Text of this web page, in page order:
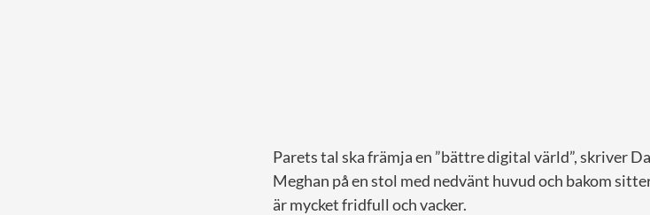
Parets tal ska främja en ”bättre digital värld”, skriver
Meghan på en stol med nedvänt huvud och bakom
är mycket fridfull och vacker.